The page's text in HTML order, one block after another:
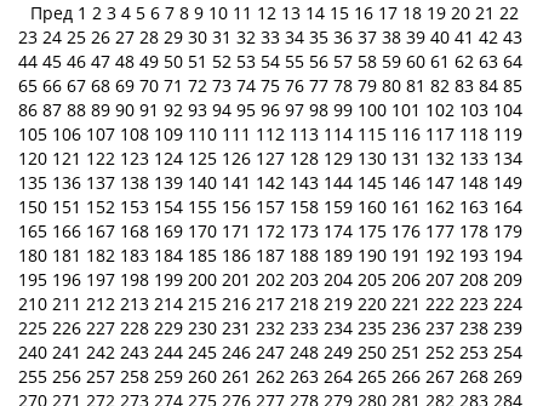
Пред 1 2 3 4 5 6 7 8 9 10 11 12 13 14 15 16 17 18 19 20 21 22
23 24 25 26 27 28 29 30 31 32 33 34 35 36 37 38 39 40 41 42 43
44 45 46 47 48 49 50 51 52 53 54 55 56 57 58 59 60 61 62 63 64
65 66 67 68 69 70 71 72 73 74 75 76 77 78 79 80 81 82 83 84 85
86 87 88 89 90 91 92 93 94 95 96 97 98 99 100 101 102 103 104
105 106 107 108 109 110 111 112 113 114 115 116 117 118 119
120 121 122 123 124 125 126 127 128 129 130 131 132 133 134
135 136 137 138 139 140 141 142 143 144 145 146 147 148 149
150 151 152 153 154 155 156 157 158 159 160 161 162 163 164
165 166 167 168 169 170 171 172 173 174 175 176 177 178 179
180 181 182 183 184 185 186 187 188 189 190 191 192 193 194
195 196 197 198 199 200 201 202 203 204 205 206 207 208 209
210 211 212 213 214 215 216 217 218 219 220 221 222 223 224
225 226 227 228 229 230 231 232 233 234 235 236 237 238 239
240 241 242 243 244 245 246 247 248 249 250 251 252 253 254
255 256 257 258 259 260 261 262 263 264 265 266 267 268 269
270 271 272 273 274 275 276 277 278 279 280 281 282 283 284